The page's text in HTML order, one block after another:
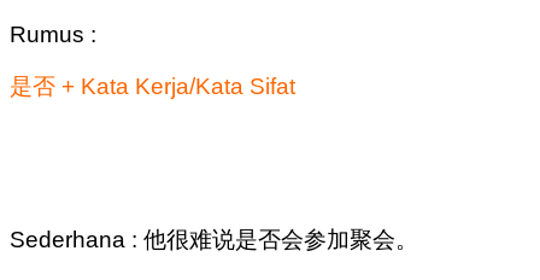
Rumus :
是否 + Kata Kerja/Kata Sifat
Sederhana : 他很难说是否会参加聚会。